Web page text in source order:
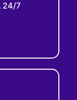
24/7